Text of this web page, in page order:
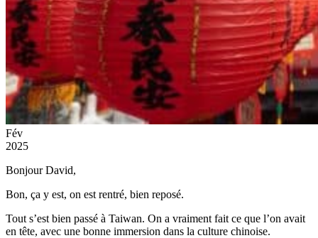
Demande d’info
09 83 40 65 79
Fév
2025
Bonjour David,
Bon, ça y est, on est rentré, bien reposé.
Tout s’est bien passé à Taiwan. On a vraiment fait ce que l’on avait
en tête, avec une bonne immersion dans la culture chinoise.